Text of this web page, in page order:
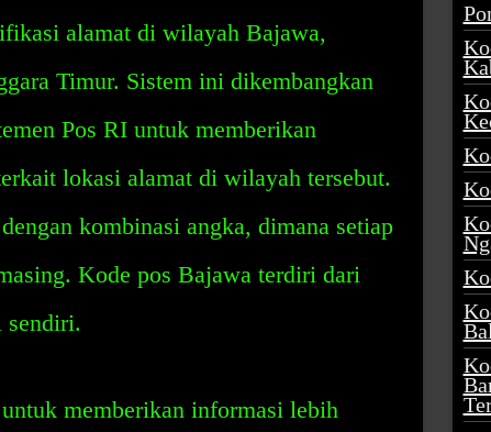
alamat di wilayah Bajawa,
Timur. Sistem ini dikembangkan
Pos RI untuk memberikan
lokasi alamat di wilayah tersebut.
kombinasi angka, dimana setiap
Kode pos Bajawa terdiri dari
sendiri.
memberikan informasi lebih